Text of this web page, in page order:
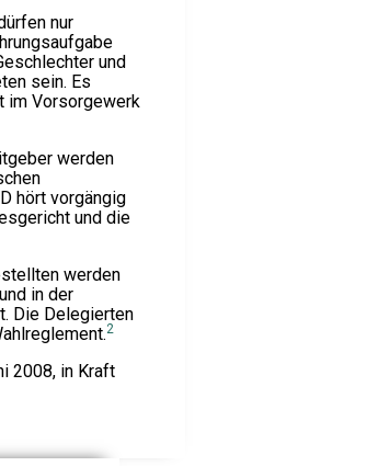
nur
und
sein. Es
im Vorsorgewerk
werden
hört vorgängig
und die
werden
in der
Die Delegierten
2
2008, in Kraft